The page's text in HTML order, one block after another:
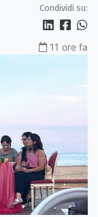
Condividi su:
11 ore fa